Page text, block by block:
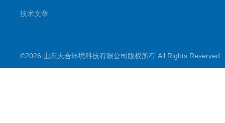
技术文章
©2026 山东天合环境科技有限公司版权所有 All Rights